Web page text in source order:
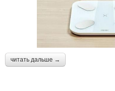
читать дальше →